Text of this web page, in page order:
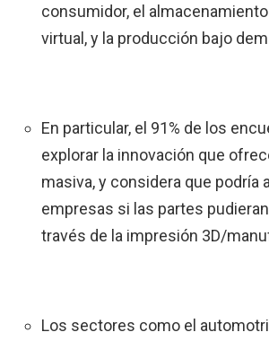
consumidor, el
virtual, y la producción bajo
En particular, el 91% de los
explorar la innovación que
masiva, y considera que podría
empresas si las partes
través de la impresión 3D/
Los sectores como el